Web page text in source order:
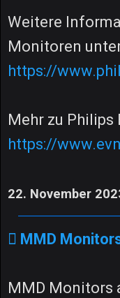
Weitere
Monitoren
https://
Mehr zu Philips
https://
22. November
MMD
MMD Monitors